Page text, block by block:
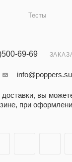
Тесты
69-69
info@poppers.su
вы
при